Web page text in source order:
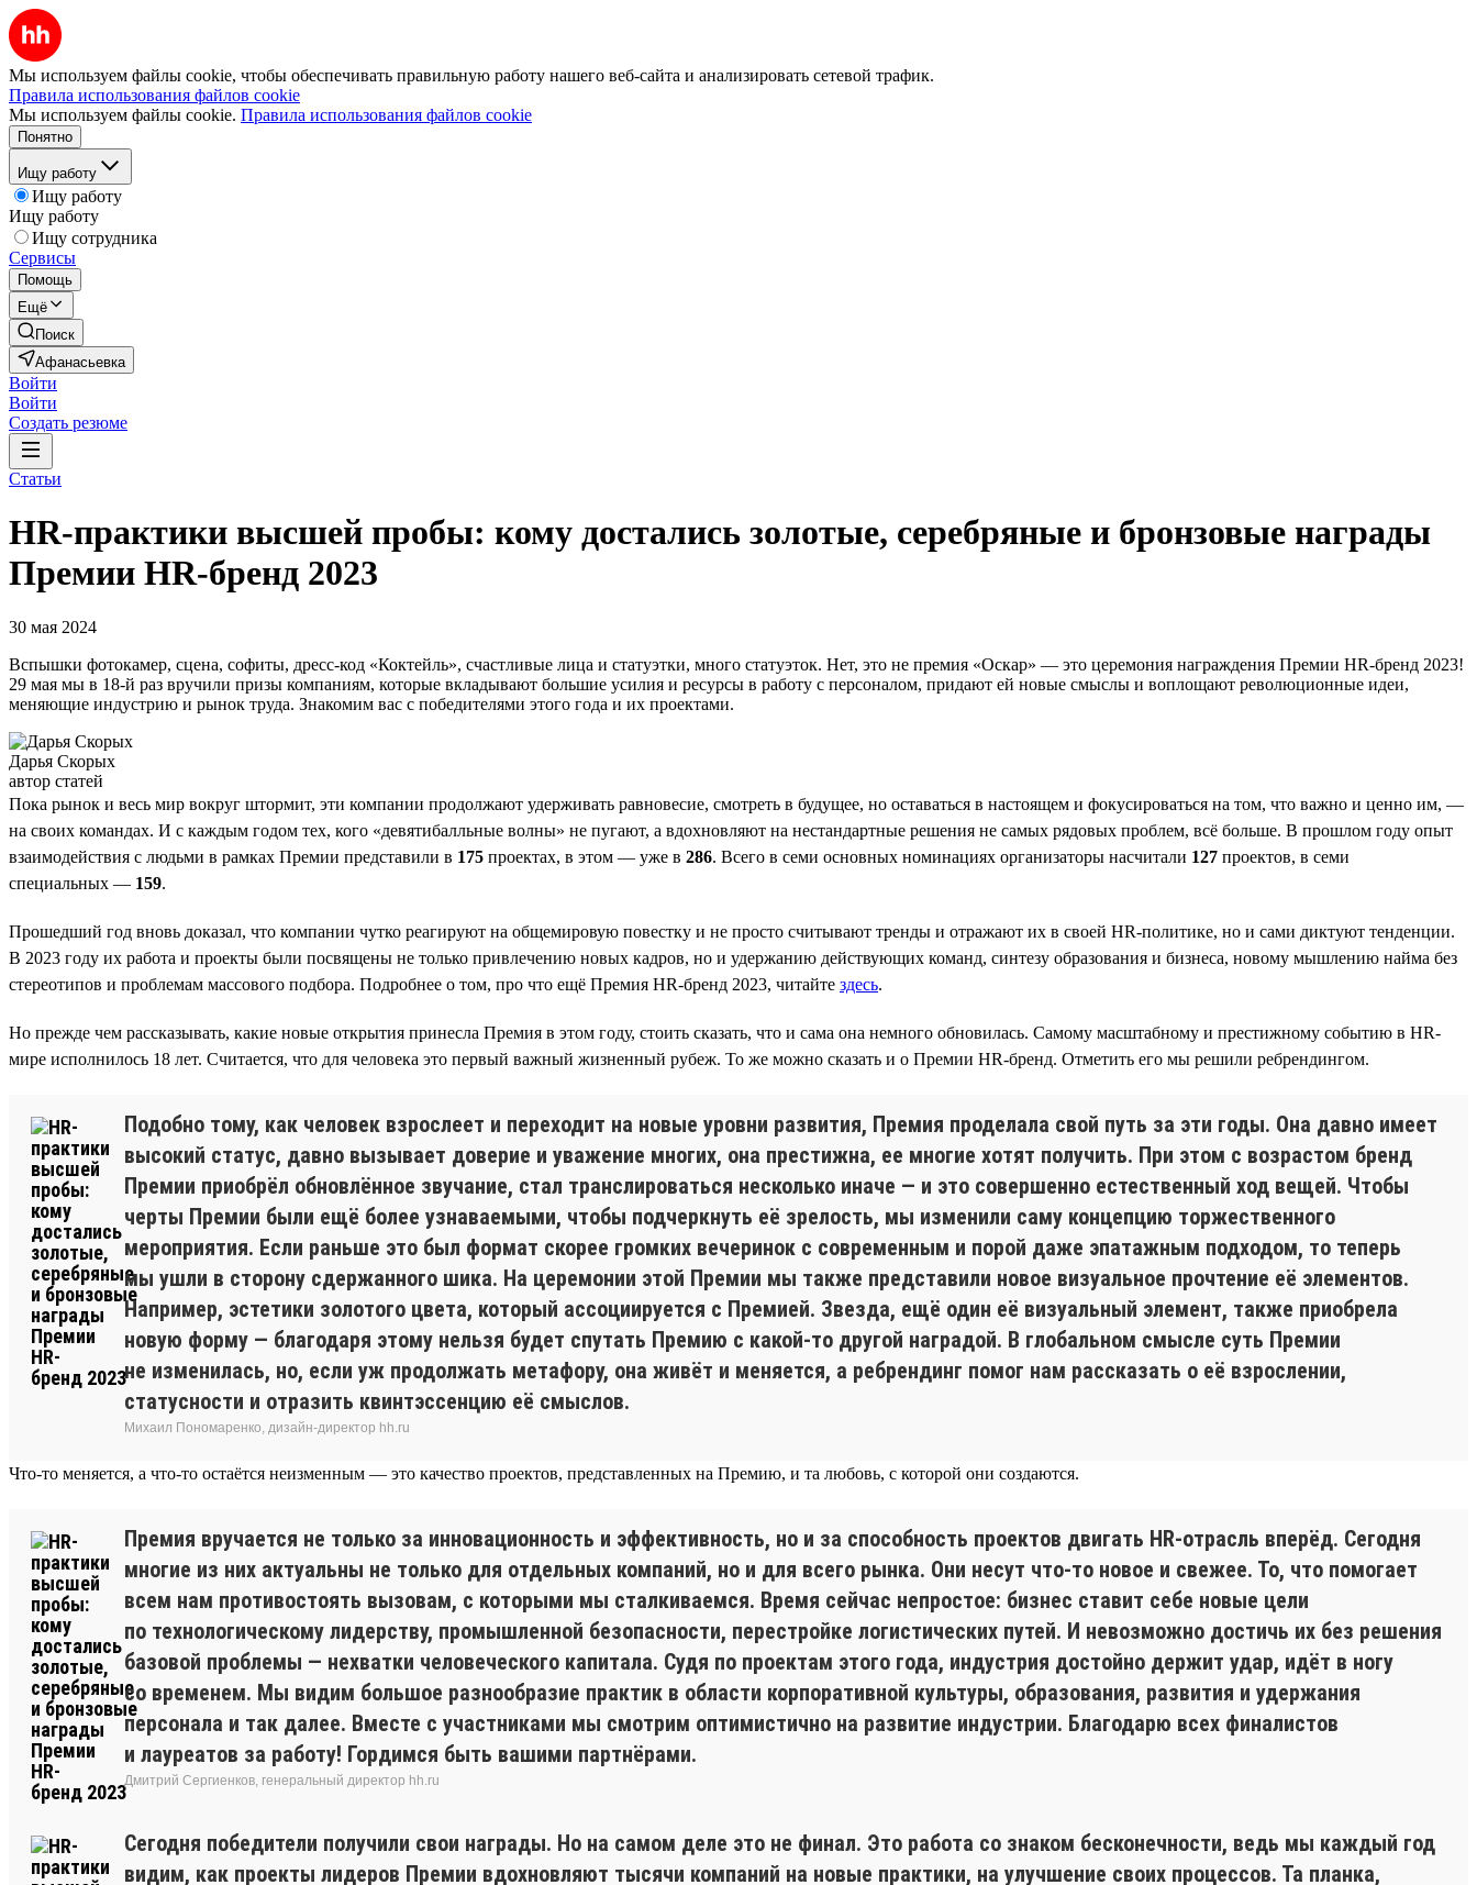
Мы используем файлы cookie, чтобы обеспечивать правильную работу нашего веб-сайта и анализировать сетевой трафик.
Правила использования файлов cookie
Мы используем файлы cookie. Правила использования файлов cookie
Понятно
Ищу работу
Ищу работу
Ищу работу
Ищу сотрудника
Сервисы
Помощь
Ещё
Поиск
Афанасьевка
Войти
Войти
Создать резюме
Статьи
HR-практики высшей пробы: кому достались золотые, серебряные и бронзовые награды
Премии HR-бренд 2023
30 мая 2024
Вспышки фотокамер, сцена, софиты, дресс-код «Коктейль», счастливые лица и статуэтки, много статуэток. Нет, это не премия «Оскар» — это церемония награждения Премии HR-бренд 2023!
29 мая мы в 18-й раз вручили призы компаниям, которые вкладывают большие усилия и ресурсы в работу с персоналом, придают ей новые смыслы и воплощают революционные идеи,
меняющие индустрию и рынок труда. Знакомим вас с победителями этого года и их проектами.
Дарья Скорых
автор статей
Пока рынок и весь мир вокруг штормит, эти компании продолжают удерживать равновесие, смотреть в будущее, но оставаться в настоящем и фокусироваться на том, что важно и ценно им, —
на своих командах. И с каждым годом тех, кого «девятибалльные волны» не пугают, а вдохновляют на нестандартные решения не самых рядовых проблем, всё больше. В прошлом году опыт
взаимодействия с людьми в рамках Премии представили в 175 проектах, в этом — уже в 286. Всего в семи основных номинациях организаторы насчитали 127 проектов, в семи
специальных — 159.
Прошедший год вновь доказал, что компании чутко реагируют на общемировую повестку и не просто считывают тренды и отражают их в своей HR-политике, но и сами диктуют тенденции.
В 2023 году их работа и проекты были посвящены не только привлечению новых кадров, но и удержанию действующих команд, синтезу образования и бизнеса, новому мышлению найма без
стереотипов и проблемам массового подбора. Подробнее о том, про что ещё Премия HR-бренд 2023, читайте здесь.
Но прежде чем рассказывать, какие новые открытия принесла Премия в этом году, стоить сказать, что и сама она немного обновилась. Самому масштабному и престижному событию в HR-
мире исполнилось 18 лет. Считается, что для человека это первый важный жизненный рубеж. То же можно сказать и о Премии HR-бренд. Отметить его мы решили ребрендингом.
Подобно тому, как человек взрослеет и переходит на новые уровни развития, Премия проделала свой путь за эти годы. Она давно имеет
высокий статус, давно вызывает доверие и уважение многих, она престижна, ее многие хотят получить. При этом с возрастом бренд
Премии приобрёл обновлённое звучание, стал транслироваться несколько иначе — и это совершенно естественный ход вещей. Чтобы
черты Премии были ещё более узнаваемыми, чтобы подчеркнуть её зрелость, мы изменили саму концепцию торжественного
мероприятия. Если раньше это был формат скорее громких вечеринок с современным и порой даже эпатажным подходом, то теперь
мы ушли в сторону сдержанного шика. На церемонии этой Премии мы также представили новое визуальное прочтение её элементов.
Например, эстетики золотого цвета, который ассоциируется с Премией. Звезда, ещё один её визуальный элемент, также приобрела
новую форму — благодаря этому нельзя будет спутать Премию с какой-то другой наградой. В глобальном смысле суть Премии
не изменилась, но, если уж продолжать метафору, она живёт и меняется, а ребрендинг помог нам рассказать о её взрослении,
статусности и отразить квинтэссенцию её смыслов.
Михаил Пономаренко, дизайн-директор hh.ru
Что-то меняется, а что-то остаётся неизменным — это качество проектов, представленных на Премию, и та любовь, с которой они создаются.
Премия вручается не только за инновационность и эффективность, но и за способность проектов двигать HR-отрасль вперёд. Сегодня
многие из них актуальны не только для отдельных компаний, но и для всего рынка. Они несут что-то новое и свежее. То, что помогает
всем нам противостоять вызовам, с которыми мы сталкиваемся. Время сейчас непростое: бизнес ставит себе новые цели
по технологическому лидерству, промышленной безопасности, перестройке логистических путей. И невозможно достичь их без решения
базовой проблемы — нехватки человеческого капитала. Судя по проектам этого года, индустрия достойно держит удар, идёт в ногу
со временем. Мы видим большое разнообразие практик в области корпоративной культуры, образования, развития и удержания
персонала и так далее. Вместе с участниками мы смотрим оптимистично на развитие индустрии. Благодарю всех финалистов
и лауреатов за работу! Гордимся быть вашими партнёрами.
Дмитрий Сергиенков, генеральный директор hh.ru
Сегодня победители получили свои награды. Но на самом деле это не финал. Это работа со знаком бесконечности, ведь мы каждый год
видим, как проекты лидеров Премии вдохновляют тысячи компаний на новые практики, на улучшение своих процессов. Та планка,